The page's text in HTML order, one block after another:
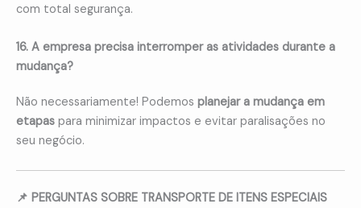
com total segurança.
16. A empresa precisa interromper as atividades durante a
mudança?
Não necessariamente! Podemos planejar a mudança em
etapas para minimizar impactos e evitar paralisações no
seu negócio.
📌 PERGUNTAS SOBRE TRANSPORTE DE ITENS ESPECIAIS